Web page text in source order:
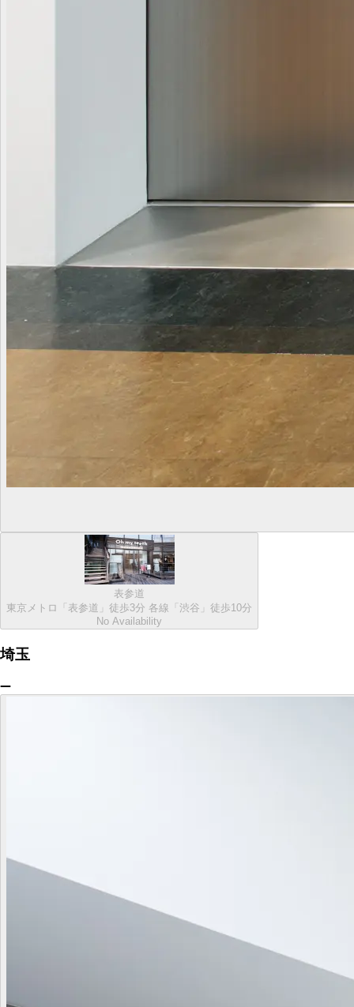
表参道
東京メトロ「表参道」徒歩3分 各線「渋谷」徒歩10分
No Availability
埼玉